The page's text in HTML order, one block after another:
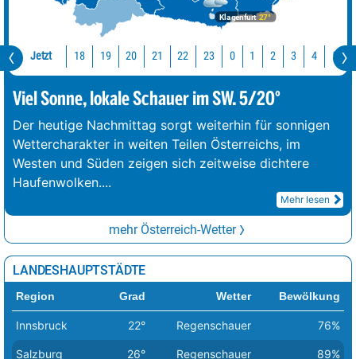
Klagenfurt 27°
Jetzt 18 19 20 21 22 23 0 1 2 3 4 5
Viel Sonne, lokale Schauer im SW. 5/20°
Der heutige Nachmittag sorgt weiterhin für sonnigen
Wettercharakter in weiten Teilen Österreichs, im
Westen und Süden zeigen sich zeitweise dichtere
Haufenwolken....
Mehr lesen
mehr Österreich-Wetter
LANDESHAUPTSTÄDTE
Region Grad Wetter Bewölkung
Innsbruck 22° Regenschauer 76%
Salzburg 26° Regenschauer 89%